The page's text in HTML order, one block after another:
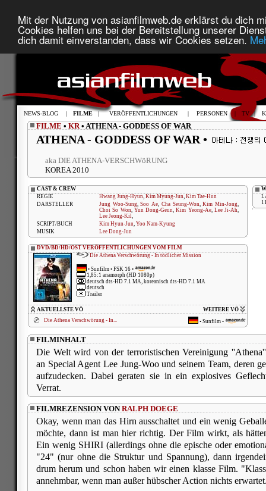
Mit der Nutzung von asianfilmweb.de erklärst du dich
Cookies helfen uns bei der Bereitstellung unserer
dich damit einverstanden, dass wir Cookies setzen.
NEWS-BLOG | FILME | VERÖFFENTLICHUNGEN | PERSONEN | TV |
FILME • KR• ATHENA - GODDESS OF WAR
ATHENA - GODDESS OF WAR •
aka DIE ATHENA-VERSCHWöRUNG
KOREA 2010
CAST & CREW
REGIE
Hwang Jung-Hyun, Kim Myung-Jun, Kim Tae-Hun
DARSTELLER
Jung Woo-Sung,Soo Ae, Cha Seung-Won,Kim Min-Jong,
Choi So Won, Yun Dong-Geun,Kim Yeong-Ae, Lee Ji-Ah,
Lee Jeong-Kil,
SCRIPT/BUCH
Kim Hyun-Jun, Yoo Nam-Kyung
MUSIK
Lee Dong-Jun
DVD/BD/HD/OST VERÖFFENTLICHUNGEN VOM FILM
Die Athena Verschwörung - In tödlicher Mission
• Sunfilm • FSK 16 •
1,85:1 anamorph (HD 1080p)
deutsch dts-HD 7.1 MA, koreanisch dts-HD 7.1 MA
deutsch
Trailer
WEITERE VÖ
AKTUELLSTE VÖ
Die Athena Verschwörung - In...
• Sunfilm •
FILMINHALT
Die Welt wird von der terroristischen Vereinigung
an Special Agent Lee Jung-Woo und seinem Team, deren
aufzudecken. Dabei geraten sie in ein explosives
Verrat.
FILMREZENSION VONRALPH DOEGE
Okay, wenn man das Hirn ausschaltet und ein wenig
möchte, dann ist man hier richtig. Der Film wirkt, als
Ein wenig SHIRI (allerdings ohne die epische oder
"24" (nur ohne die Struktur und Spannung), dann
drum herum und schon haben wir einen klasse Film.
annehmbar, wenn man außer hübscher Action nichts